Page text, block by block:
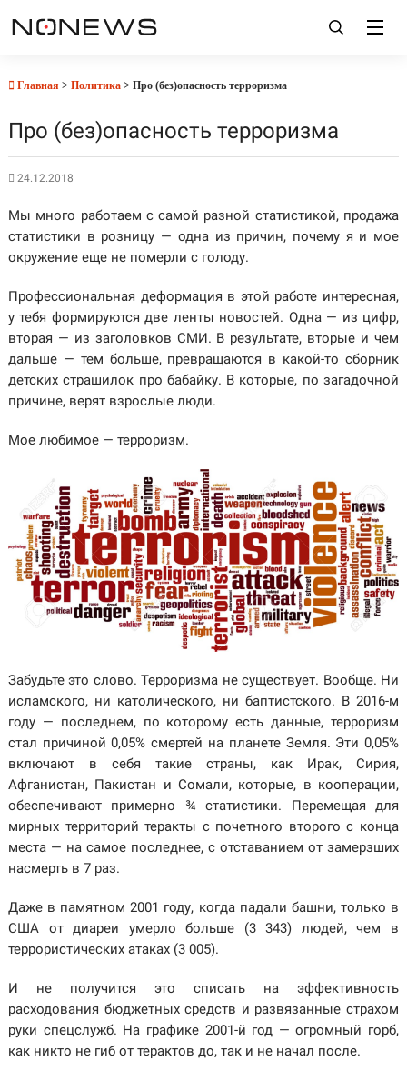
Главная > Политика> Про (без)опасность терроризма
Про (без)опасность терроризма
24.12.2018
Мы много работаем с самой разной статистикой, продажа
статистики в розницу — одна из причин, почему я и мое
окружение еще не померли с голоду.
Профессиональная деформация в этой работе интересная,
у тебя формируются две ленты новостей. Одна — из цифр,
вторая — из заголовков СМИ. В результате, вторые и чем
дальше — тем больше, превращаются в какой-то сборник
детских страшилок про бабайку. В которые, по загадочной
причине, верят взрослые люди.
Мое любимое — терроризм.
Забудьте это слово. Терроризма не существует. Вообще. Ни
исламского, ни католического, ни баптистского. В 2016-м
году — последнем, по которому есть данные, терроризм
стал причиной 0,05% смертей на планете Земля. Эти 0,05%
включают в себя такие страны, как Ирак, Сирия,
Афганистан, Пакистан и Сомали, которые, в кооперации,
обеспечивают примерно ¾ статистики. Перемещая для
мирных территорий теракты с почетного второго с конца
места — на самое последнее, с отставанием от замерзших
насмерть в 7 раз.
Даже в памятном 2001 году, когда падали башни, только в
США от диареи умерло больше (3 343) людей, чем в
террористических атаках (3 005).
И не получится это списать на эффективность
расходования бюджетных средств и развязанные страхом
руки спецслужб. На графике 2001-й год — огромный горб,
как никто не гиб от терактов до, так и не начал после.